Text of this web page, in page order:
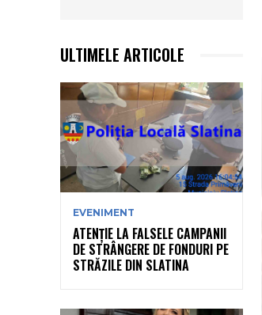
ULTIMELE ARTICOLE
EVENIMENT
ATENȚIE LA FALSELE CAMPANII
DE STRÂNGERE DE FONDURI PE
STRĂZILE DIN SLATINA